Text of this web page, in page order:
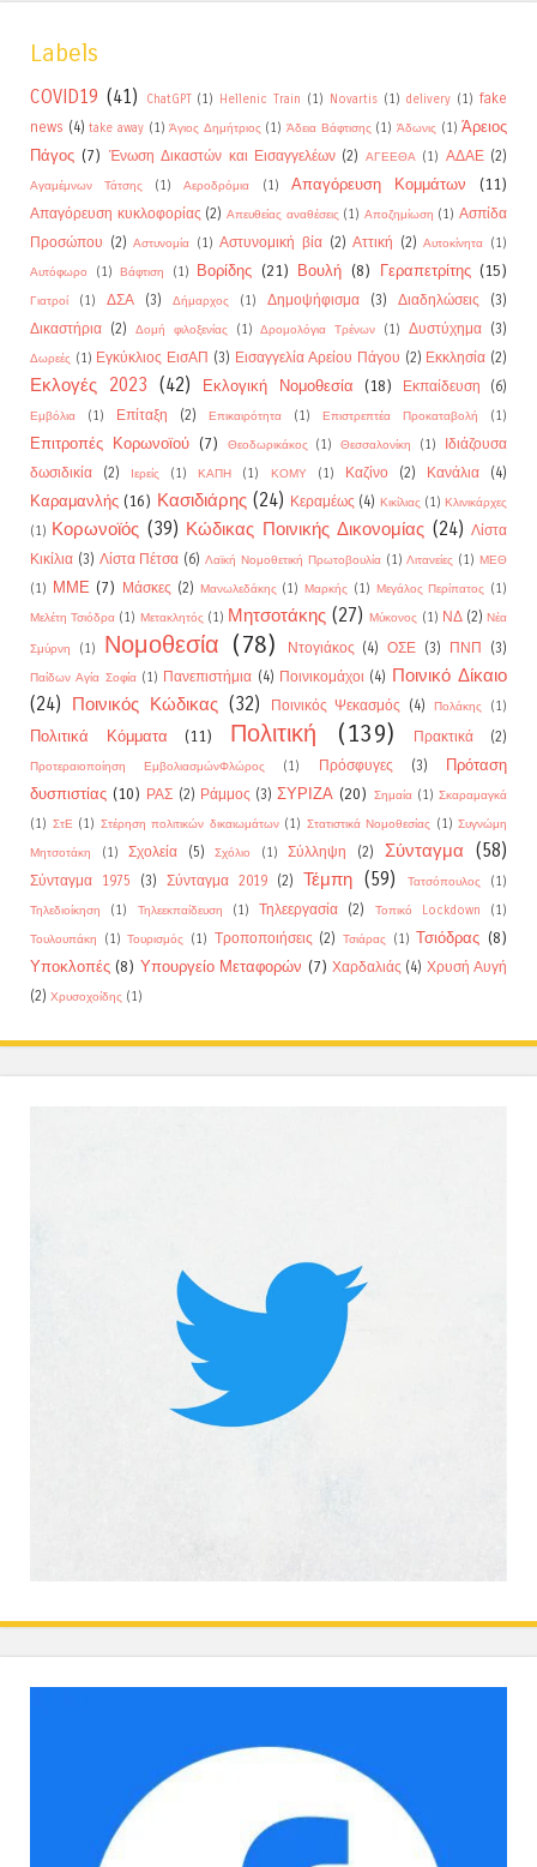
Labels
COVID19 (41) ChatGPT (1) Hellenic Train (1) Novartis (1) delivery (1) fake
news (4) take away (1) Άγιος Δημήτριος (1) Άδεια Βάφτισης (1) Άδωνις (1) Άρειος
Πάγος (7) Ένωση Δικαστών και Εισαγγελέων (2) ΑΓΕΕΘΑ (1) ΑΔΑΕ (2)
Αγαμέμνων Τάτσης (1) Αεροδρόμια (1) Απαγόρευση Κομμάτων (11)
Απαγόρευση κυκλοφορίας (2) Απευθείας αναθέσεις (1) Αποζημίωση (1) Ασπίδα
Προσώπου (2) Αστυνομία (1) Αστυνομική βία (2) Αττική (2) Αυτοκίνητα (1)
Αυτόφωρο
(1) Βάφτιση (1) Βορίδης (21) Βουλή (8) Γεραπετρίτης (15)
Γιατροί (1) ΔΣΑ (3) Δήμαρχος (1) Δημοψήφισμα (3) Διαδηλώσεις
(3)
Δικαστήρια (2) Δομή φιλοξενίας (1) Δρομολόγια Τρένων (1) Δυστύχημα (3)
Δωρεές (1) Εγκύκλιος ΕισΑΠ (3) Εισαγγελία Αρείου Πάγου (2) Εκκλησία (2)
Εκλογές 2023 (42) Εκλογική Νομοθεσία (18) Εκπαίδευση (6)
Εμβόλια (1) Επίταξη (2) Επικαιρότητα (1) Επιστρεπτέα Προκαταβολή (1)
Επιτροπές Κορωνοϊού (7) Θεοδωρικάκος (1) Θεσσαλονίκη (1)
Ιδιάζουσα
δωσιδικία
(2) Ιερείς (1) ΚΑΠΗ (1) ΚΟΜΥ (1) Καζίνο (2) Κανάλια (4)
Καραμανλής (16) Κασιδιάρης (24) Κεραμέως (4) Κικίλιας (1) Κλινικάρχες
(1) Κορωνοϊός (39) Κώδικας Ποινικής Δικονομίας (24) Λίστα
Κικίλια (3) Λίστα Πέτσα (6) Λαϊκή Νομοθετική Πρωτοβουλία (1) Λιτανείες (1) ΜΕΘ
(1)
ΜΜΕ (7) Μάσκες (2) Μανωλεδάκης (1) Μαρκής (1) Μεγάλος Περίπατος (1)
Μελέτη Τσιόδρα (1) Μετακλητός (1) Μητσοτάκης (27) Μύκονος (1) ΝΔ (2) Νέα
Σμύρνη (1) Νομοθεσία (78) Ντογιάκος (4) ΟΣΕ (3) ΠΝΠ (3)
Παίδων Αγία Σοφία (1) Πανεπιστήμια (4) Ποινικομάχοι (4) Ποινικό Δίκαιο
(24)
Ποινικός Κώδικας (32) Ποινικός Ψεκασμός (4) Πολάκης (1)
Πολιτικά Κόμματα (11) Πολιτική (139) Πρακτικά (2)
Προτεραιοποίηση ΕμβολιασμώνΦλώρος (1) Πρόσφυγες (3)
Πρόταση
δυσπιστίας (10) ΡΑΣ (2) Ράμμος (3) ΣΥΡΙΖΑ (20) Σημαία (1) Σκαραμαγκά
(1) ΣτΕ (1) Στέρηση πολιτικών δικαιωμάτων (1) Στατιστικά Νομοθεσίας (1) Συγνώμη
Μητσοτάκη
(1) Σχολεία (5) Σχόλιο (1) Σύλληψη (2) Σύνταγμα (58)
Σύνταγμα 1975 (3) Σύνταγμα 2019 (2) Τέμπη (59) Τατσόπουλος
(1)
Τηλεδιοίκηση
(1) Τηλεεκπαίδευση (1) Τηλεεργασία (2) Τοπικό Lockdown
(1)
Τουλουπάκη
(1) Τουρισμός (1) Τροποποιήσεις (2) Τσιάρας (1) Τσιόδρας (8)
Υποκλοπές (8) Υπουργείο Μεταφορών (7) Χαρδαλιάς (4) Χρυσή Αυγή
(2) Χρυσοχοίδης (1)